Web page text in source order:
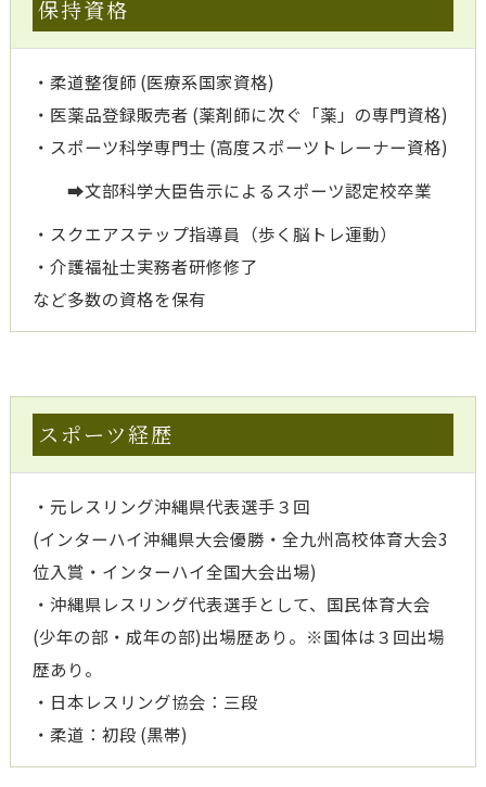
保持資格
・柔道整復師 (医療系国家資格)
・医薬品登録販売者 (薬剤師に次ぐ「薬」の専門資格)
・スポーツ科学専門士 (高度スポーツトレーナー資格)
➡文部科学大臣告示によるスポーツ認定校卒業
・スクエアステップ指導員（歩く脳トレ運動）
・介護福祉士実務者研修修了
など多数の資格を保有
スポーツ経歴
・元レスリング沖縄県代表選手３回
(インターハイ沖縄県大会優勝・全九州高校体育大会3
位入賞・インターハイ全国大会出場)
・沖縄県レスリング代表選手として、国民体育大会
(少年の部・成年の部)出場歴あり。※国体は３回出場
歴あり。
・日本レスリング協会：三段
・柔道：初段 (黒帯)